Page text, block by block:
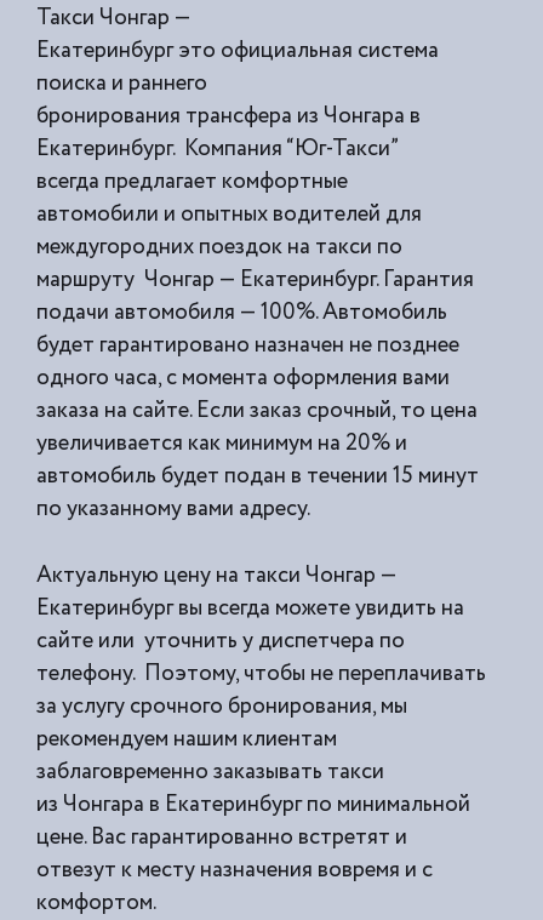
Такси Чонгар —
Екатеринбург это официальная система
поиска и раннего
бронирования трансфера из Чонгара в
Екатеринбург. Компания “Юг-Такси”
всегда предлагает комфортные
автомобили и опытных водителей для
междугородних поездок на такси по
маршруту Чонгар — Екатеринбург. Гарантия
подачи автомобиля — 100%. Автомобиль
будет гарантировано назначен не позднее
одного часа, с момента оформления вами
заказа на сайте. Если заказ срочный, то цена
увеличивается как минимум на 20% и
автомобиль будет подан в течении 15 минут
по указанному вами адресу.
Актуальную цену на такси Чонгар —
Екатеринбург вы всегда можете увидить на
сайте или уточнить у диспетчера по
телефону. Поэтому, чтобы не переплачивать
за услугу срочного бронирования, мы
рекомендуем нашим клиентам
заблаговременно заказывать такси
из Чонгара в Екатеринбург по минимальной
цене. Вас гарантированно встретят и
отвезут к месту назначения вовремя и с
комфортом.